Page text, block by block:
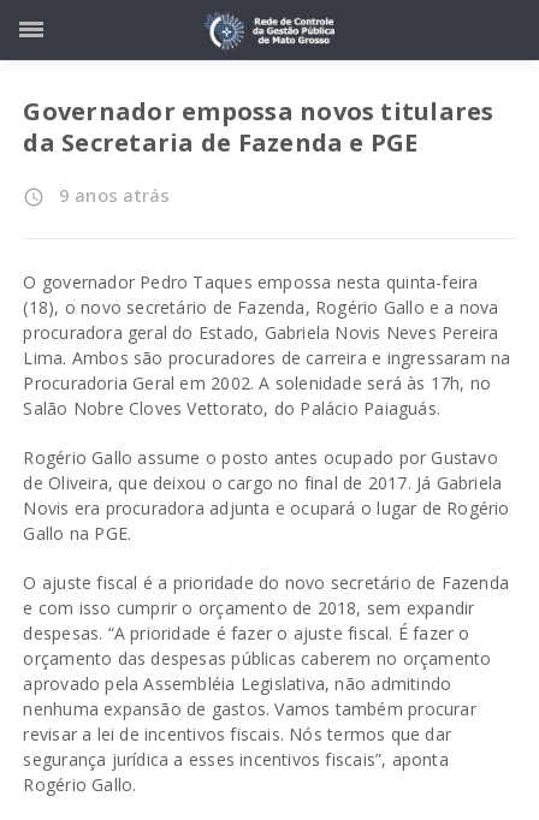
Governador empossa novos titulares
da Secretaria de Fazenda e PGE
access_time 9 anos atrás
O governador Pedro Taques empossa nesta quinta-feira
(18), o novo secretário de Fazenda, Rogério Gallo e a nova
procuradora geral do Estado, Gabriela Novis Neves Pereira
Lima. Ambos são procuradores de carreira e ingressaram na
Procuradoria Geral em 2002. A solenidade será às 17h, no
Salão Nobre Cloves Vettorato, do Palácio Paiaguás.
Rogério Gallo assume o posto antes ocupado por Gustavo
de Oliveira, que deixou o cargo no final de 2017. Já Gabriela
Novis era procuradora adjunta e ocupará o lugar de Rogério
Gallo na PGE.
O ajuste fiscal é a prioridade do novo secretário de Fazenda
e com isso cumprir o orçamento de 2018, sem expandir
despesas. “A prioridade é fazer o ajuste fiscal. É fazer o
orçamento das despesas públicas caberem no orçamento
aprovado pela Assembléia Legislativa, não admitindo
nenhuma expansão de gastos. Vamos também procurar
revisar a lei de incentivos fiscais. Nós termos que dar
segurança jurídica a esses incentivos fiscais”, aponta
Rogério Gallo.